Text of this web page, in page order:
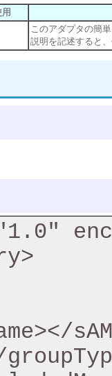
このアダプタの簡
説明を記述すると